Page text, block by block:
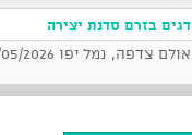
דגים בזרם סדנת יצירה
אולם צדפה, נמל יפו 02/05/2026 בשעה 11:30